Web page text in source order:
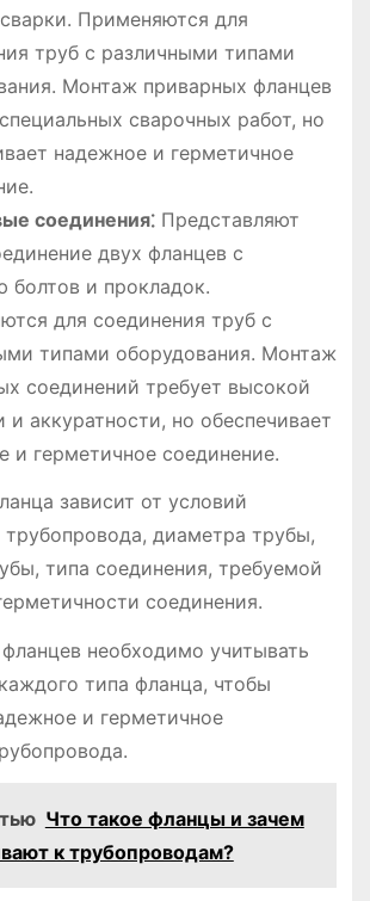
Применяются для
труб с различными типами
Монтаж приварных фланцев
сварочных работ, но
надежное и герметичное
соединения⁚Представляют
двух фланцев с
и прокладок.
для соединения труб с
типами оборудования. Монтаж
соединений требует высокой
и аккуратности, но обеспечивает
и герметичное соединение.
зависит от условий
трубопровода, диаметра трубы,
типа соединения, требуемой
соединения.
необходимо учитывать
типа фланца, чтобы
и герметичное
Что такое фланцы и зачем
к трубопроводам?